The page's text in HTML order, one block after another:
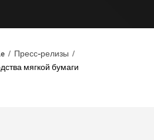
Пресс-релизы
мягкой бумаги